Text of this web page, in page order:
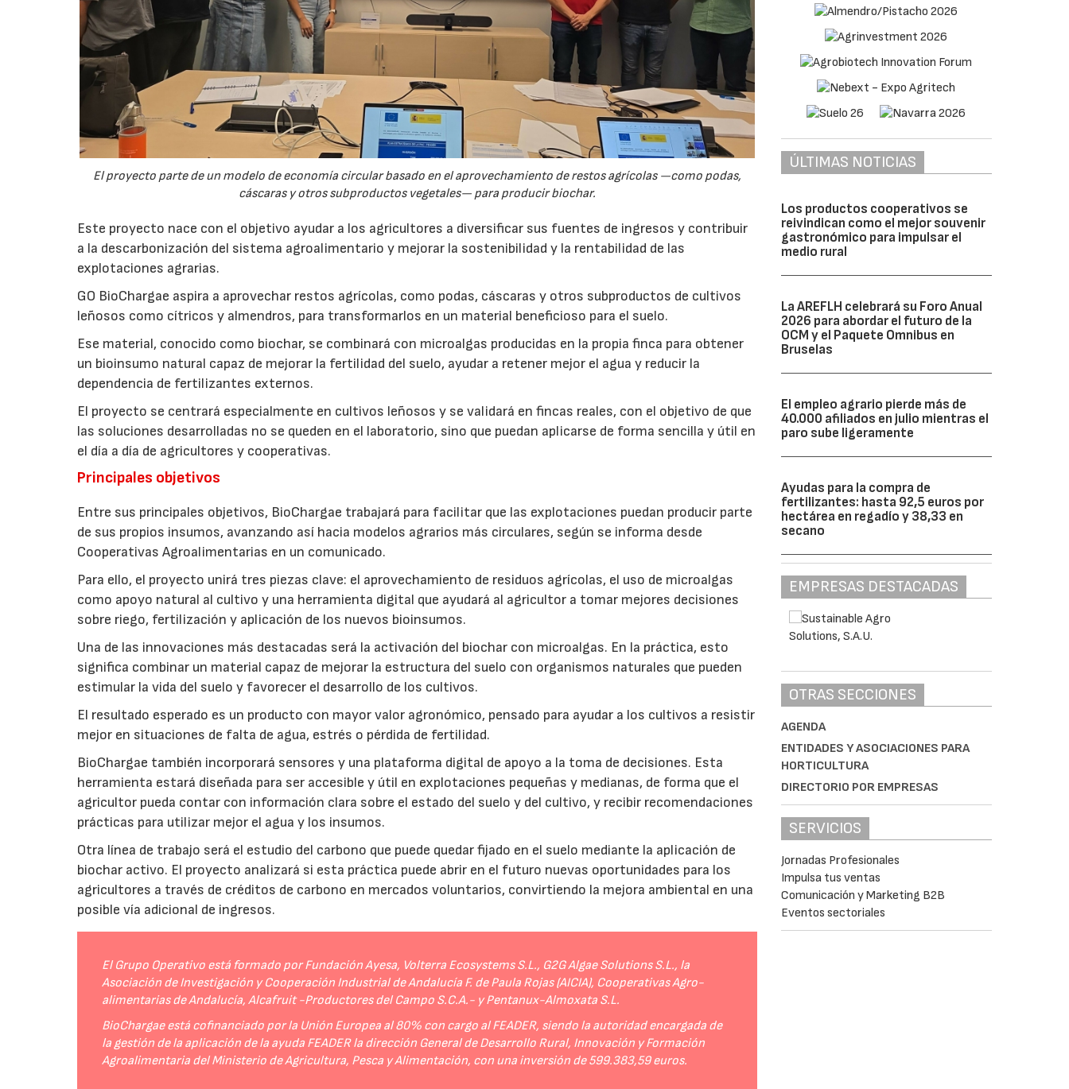
El proyecto parte de un modelo de economía circular basado en el aprovechamiento de restos agrícolas —como podas,
cáscaras y otros subproductos vegetales— para producir biochar.
Este proyecto nace con el objetivo ayudar a los agricultores a diversificar sus fuentes de ingresos y contribuir
a la descarbonización del sistema agroalimentario y mejorar la sostenibilidad y la rentabilidad de las
explotaciones agrarias.
GO BioChargae aspira a aprovechar restos agrícolas, como podas, cáscaras y otros subproductos de cultivos
leñosos como cítricos y almendros, para transformarlos en un material beneficioso para el suelo.
Ese material, conocido como biochar, se combinará con microalgas producidas en la propia finca para obtener
un bioinsumo natural capaz de mejorar la fertilidad del suelo, ayudar a retener mejor el agua y reducir la
dependencia de fertilizantes externos.
El proyecto se centrará especialmente en cultivos leñosos y se validará en fincas reales, con el objetivo de que
las soluciones desarrolladas no se queden en el laboratorio, sino que puedan aplicarse de forma sencilla y útil en
el día a día de agricultores y cooperativas.
Principales objetivos
Entre sus principales objetivos, BioChargae trabajará para facilitar que las explotaciones puedan producir parte
de sus propios insumos, avanzando así hacia modelos agrarios más circulares, según se informa desde
Cooperativas Agroalimentarias en un comunicado.
Para ello, el proyecto unirá tres piezas clave: el aprovechamiento de residuos agrícolas, el uso de microalgas
como apoyo natural al cultivo y una herramienta digital que ayudará al agricultor a tomar mejores decisiones
sobre riego, fertilización y aplicación de los nuevos bioinsumos.
Una de las innovaciones más destacadas será la activación del biochar con microalgas. En la práctica, esto
significa combinar un material capaz de mejorar la estructura del suelo con organismos naturales que pueden
estimular la vida del suelo y favorecer el desarrollo de los cultivos.
El resultado esperado es un producto con mayor valor agronómico, pensado para ayudar a los cultivos a resistir
mejor en situaciones de falta de agua, estrés o pérdida de fertilidad.
BioChargae también incorporará sensores y una plataforma digital de apoyo a la toma de decisiones. Esta
herramienta estará diseñada para ser accesible y útil en explotaciones pequeñas y medianas, de forma que el
agricultor pueda contar con información clara sobre el estado del suelo y del cultivo, y recibir recomendaciones
prácticas para utilizar mejor el agua y los insumos.
Otra línea de trabajo será el estudio del carbono que puede quedar fijado en el suelo mediante la aplicación de
biochar activo. El proyecto analizará si esta práctica puede abrir en el futuro nuevas oportunidades para los
agricultores a través de créditos de carbono en mercados voluntarios, convirtiendo la mejora ambiental en una
posible vía adicional de ingresos.
El Grupo Operativo está formado por Fundación Ayesa, Volterra Ecosystems S.L., G2G Algae Solutions S.L., la
Asociación de Investigación y Cooperación Industrial de Andalucía F. de Paula Rojas (AICIA), Cooperativas Agro-
alimentarias de Andalucía, Alcafruit -Productores del Campo S.C.A.- y Pentanux-Almoxata S.L.
BioChargae está cofinanciado por la Unión Europea al 80% con cargo al FEADER, siendo la autoridad encargada de
la gestión de la aplicación de la ayuda FEADER la dirección General de Desarrollo Rural, Innovación y Formación
Agroalimentaria del Ministerio de Agricultura, Pesca y Alimentación, con una inversión de 599.383,59 euros.
ÚLTIMAS NOTICIAS
Los productos cooperativos se
reivindican como el mejor souvenir
gastronómico para impulsar el
medio rural
La AREFLH celebrará su Foro Anual
2026 para abordar el futuro de la
OCM y el Paquete Omnibus en
Bruselas
El empleo agrario pierde más de
40.000 afiliados en julio mientras el
paro sube ligeramente
Ayudas para la compra de
fertilizantes: hasta 92,5 euros por
hectárea en regadío y 38,33 en
secano
EMPRESAS DESTACADAS
OTRAS SECCIONES
AGENDA
ENTIDADES Y ASOCIACIONES PARA
HORTICULTURA
DIRECTORIO POR EMPRESAS
SERVICIOS
Jornadas Profesionales
Impulsa tus ventas
Comunicación y Marketing B2B
Eventos sectoriales